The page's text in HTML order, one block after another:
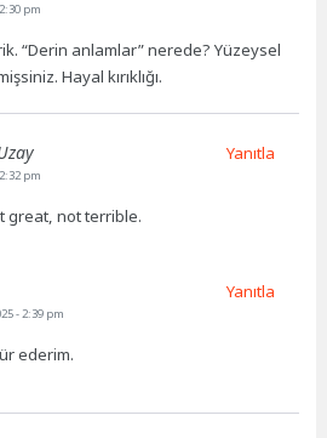
pm
“Derin anlamlar” nerede? Yüzeysel
Hayal kırıklığı.
pm
great, not terrible.
Yanıtla
- 2:39 pm
ederim.
Yanıtla